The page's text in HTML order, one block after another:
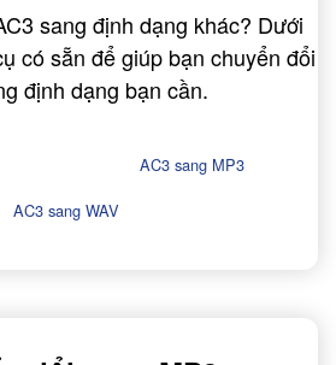
sang định dạng khác? Dưới
có sẵn để giúp bạn chuyển đổi
định dạng bạn cần.
AC3 sang MP3
AC3 sang WAV